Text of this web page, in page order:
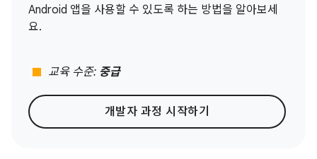
Android 앱을 사용할 수 있도록 하는 방법을 알아보세
요.
stop 교육 수준: 중급
개발자 과정 시작하기